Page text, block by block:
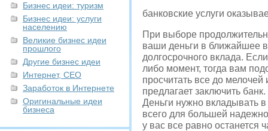
Бизнес идеи: туризм
Бизнес идеи: услуги
населению
Великие бизнес идеи
прошлого
Другие бизнес идеи
Интернет, СЕО
Заработок в Интернете
Оригинальные идеи
бизнеса
банковские услуги
При выборе
ваши деньги в ближайшее
долгосрочного вклада.
либо момент, тогда вам
просчитать все до
предлагает заключить банк.
Деньги нужно вкладывать
всего для большей
у вас все равно останется